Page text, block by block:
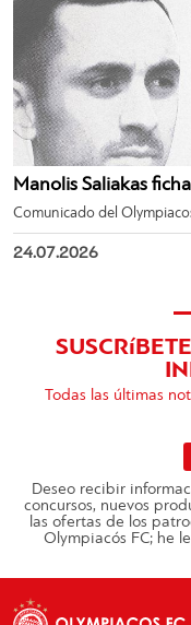
Manolis Saliakas
Comunicado del
24.07.2026
Todas las últimas
Deseo recibir
concursos, nuevos
las ofertas de los
Olympiacós FC; he